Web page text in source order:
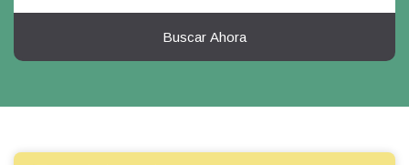
Buscar Ahora